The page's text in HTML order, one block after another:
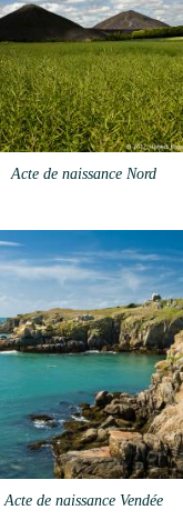
Acte de naissance Nord
Acte de naissance Vendée